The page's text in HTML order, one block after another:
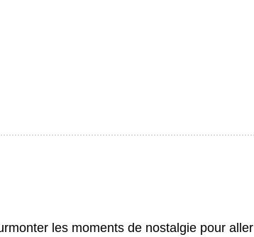
les moments de nostalgie pour aller